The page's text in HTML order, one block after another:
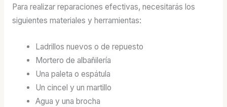
Para realizar reparaciones efectivas, necesitarás los
siguientes materiales y herramientas:
Ladrillos nuevos o de repuesto
Mortero de albañilería
Una paleta o espátula
Un cincel y un martillo
Agua y una brocha